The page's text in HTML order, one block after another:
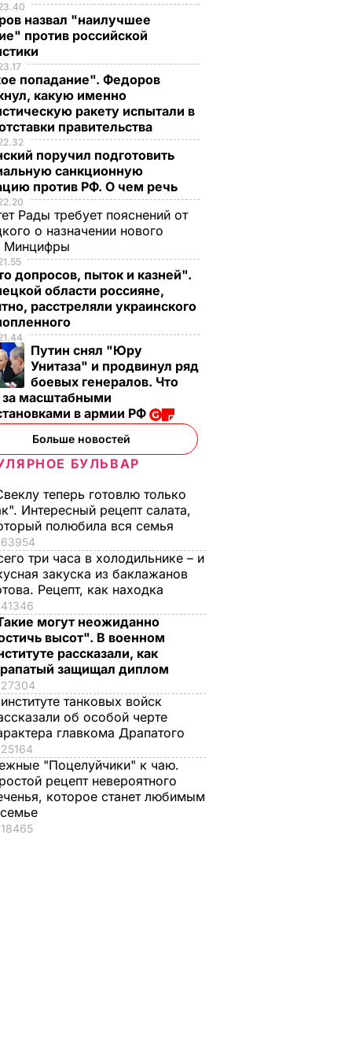
назвал "наилучшее
против российской
попадание". Федоров
какую именно
ракету испытали в
правительства
поручил подготовить
санкционную
против РФ. О чем речь
Рады требует пояснений от
о назначении нового
Минцифры
допросов, пыток и казней".
области россияне,
расстреляли украинского
Путин снял "Юру
Унитаза" и продвинул ряд
боевых генералов. Что
за масштабными
в армии РФ
Больше новостей
БУЛЬВАР
теперь готовлю только
Интересный рецепт салата,
полюбила вся семья
63954
три часа в холодильнике – и
закуска из баклажанов
Рецепт, как находка
41346
могут неожиданно
высот". В военном
рассказали, как
защищал диплом
27304
танковых войск
об особой черте
главкома Драпатого
25164
"Поцелуйчики" к чаю.
рецепт невероятного
которое станет любимым
18465